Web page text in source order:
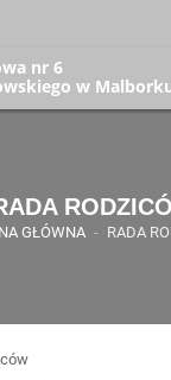
nr 6
w
GŁÓWNA - RADA